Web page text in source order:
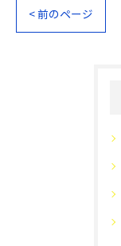
< 前のページ